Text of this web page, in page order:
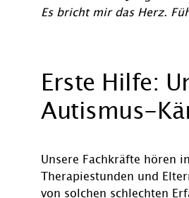
Es bricht mir das Herz.
Erste Hilfe:
Autismus-
Unsere Fachkräfte hören
Therapiestunden und
von solchen schlechten